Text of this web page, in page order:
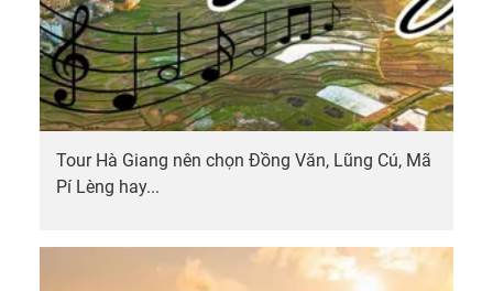
Tour Hà Giang nên chọn Đồng Văn, Lũng Cú, Mã
Pí Lèng hay...